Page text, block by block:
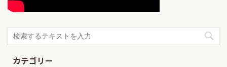
カテゴリー